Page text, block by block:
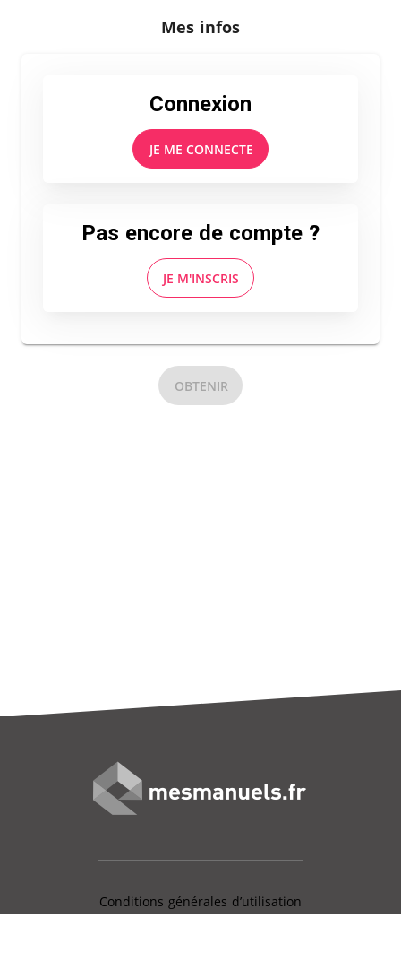
Mes infos
Connexion
JE ME CONNECTE
Pas encore de compte ?
JE M'INSCRIS
OBTENIR
Conditions générales d’utilisation